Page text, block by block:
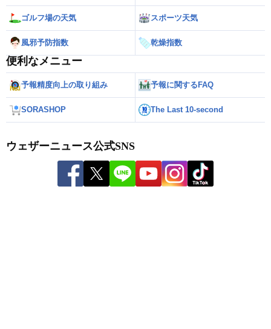
ゴルフ場の天気 スポーツ天気
風邪予防指数 乾燥指数
便利なメニュー
予報精度向上の取り組み 予報に関するFAQ
SORASHOP The Last 10-second
ウェザーニュース公式SNS